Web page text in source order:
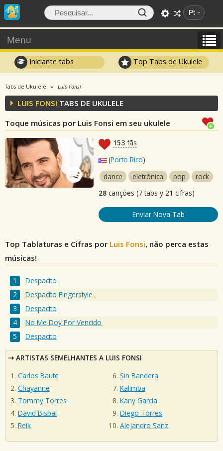
Pt
Menu
Iniciante tabs Top Tabs de Ukulele
Tabs de Ukulele Luis Fonsi
LUIS FONSI TABS DE UKULELE
Toque músicas por Luis Fonsi em seu ukulele
153 fãs
(Porto Rico)
dance
eletrônica pop
rock
28 canções (7 tabs y 21 cifras)
Enviar Nova Tab
Top Tablaturas e Cifras por Luis Fonsi, não perca estas
músicas!
Despacito
Despacito Fingerstyle
Despacito
No Me Doy Por Vencido
Despacito
ARTISTAS SEMELHANTES A LUIS FONSI
Carlos Baute
Chayanne
Tommy Torres
David Bisbal
Reik
Sin Bandera
Kalimba
Kany Garcia
Diego Torres
Alejandro Sanz